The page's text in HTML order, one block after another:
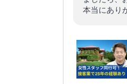
本当にあり